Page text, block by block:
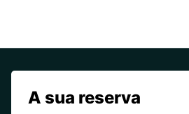
A sua reserva